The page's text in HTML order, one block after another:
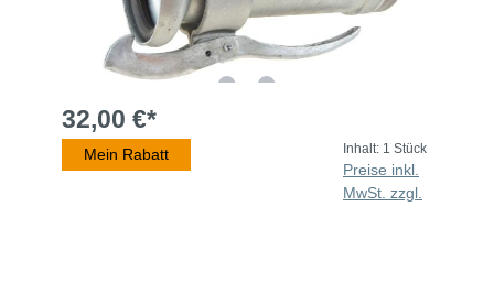
32,00 €*
Mein Rabatt Inhalt: 1 Stück
Preise inkl.
MwSt. zzgl.